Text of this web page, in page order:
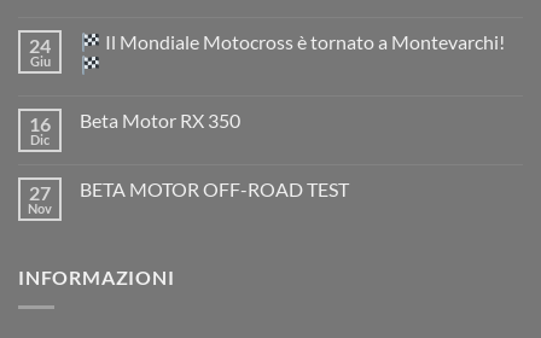
su
TM
EN
2026:
è
arrivata
24
Giu
Il Mondiale Motocross è tornato a Montevarchi!
su
Motocross
è
16
Dic
Beta Motor RX 350
Beta
27
Nov
BETA MOTOR OFF-ROAD TEST
MOTOR
INFORMAZIONI